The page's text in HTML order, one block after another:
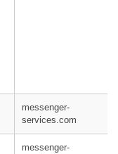
messenger-
services.com
messenger-